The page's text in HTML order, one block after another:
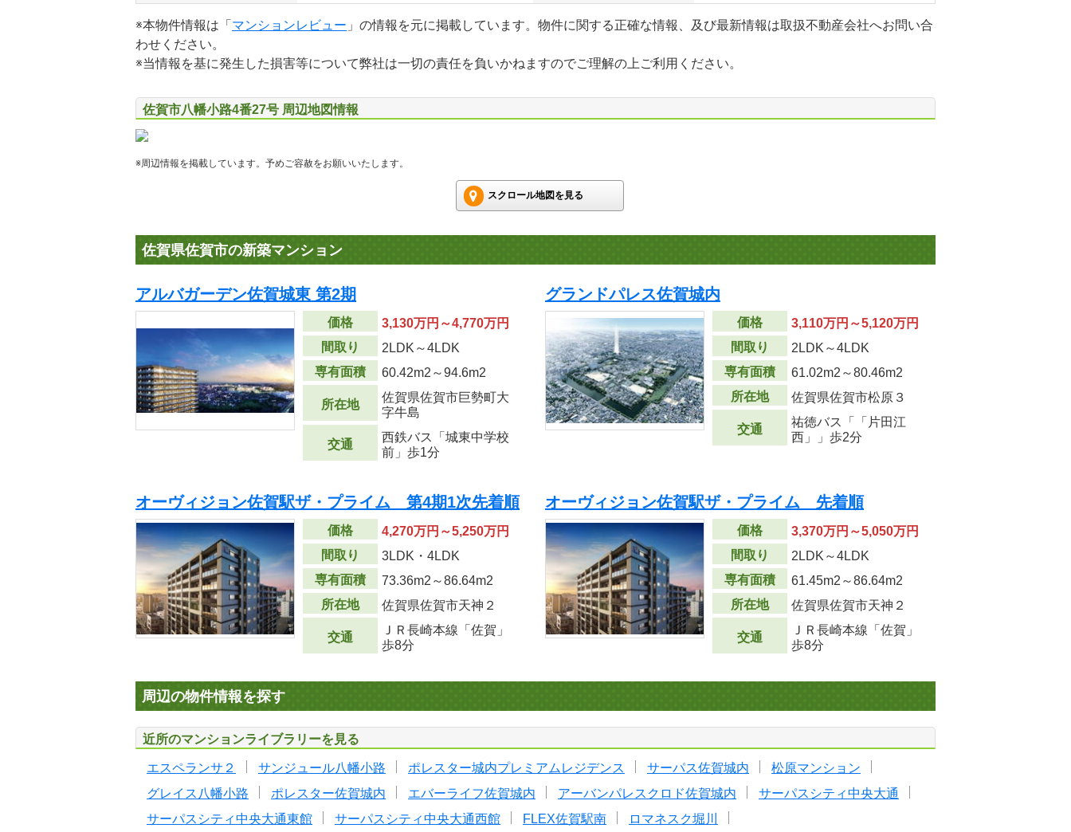
※本物件情報は「 マンションレビュー 」の情報を元に掲載しています。物件に関する正確な情報、及び最新情報は取扱不動産会社へお問い合
わせください。
※当情報を基に発生した損害等について弊社は一切の責任を負いかねますのでご理解の上ご利用ください。
佐賀市八幡小路4番27号 周辺地図情報
※周辺情報を掲載しています。予めご容赦をお願いいたします。
スクロール地図を見る
佐賀県佐賀市の新築マンション
アルバガーデン佐賀城東 第2期
価格
3,130万円～4,770万円
間取り
2LDK～4LDK
専有面積
60.42m2 ～94.6m2
所在地
佐賀県佐賀市巨勢町大
字牛島
交通
西鉄バス「城東中学校
前」歩1分
グランドパレス佐賀城内
価格
3,110万円～5,120万円
間取り
2LDK～4LDK
専有面積
61.02m2 ～80.46m2
所在地
佐賀県佐賀市松原３
交通
祐徳バス「「片田江
西」」歩2分
オーヴィジョン佐賀駅ザ・プライム 第4期1次先着順
価格
4,270万円～5,250万円
間取り
3LDK・4LDK
専有面積
73.36m2 ～86.64m2
所在地
佐賀県佐賀市天神２
交通
ＪＲ長崎本線「佐賀」
歩8分
オーヴィジョン佐賀駅ザ・プライム 先着順
価格
3,370万円～5,050万円
間取り
2LDK～4LDK
専有面積
61.45m2 ～86.64m2
所在地
佐賀県佐賀市天神２
交通
ＪＲ長崎本線「佐賀」
歩8分
周辺の物件情報を探す
近所のマンションライブラリーを見る
エスペランサ２ サンジュール八幡小路 ポレスター城内プレミアムレジデンス サーパス佐賀城内
松原マンション
グレイス八幡小路
ポレスター佐賀城内 エバーライフ佐賀城内 アーバンパレスクロド佐賀城内
サーパスシティ中央大通
サーパスシティ中央大通東館
サーパスシティ中央大通西館 FLEX佐賀駅南
ロマネスク堀川